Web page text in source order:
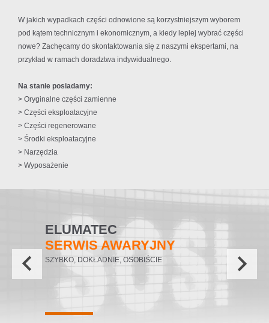
W jakich wypadkach części odnowione są korzystniejszym wyborem
pod kątem technicznym i ekonomicznym, a kiedy lepiej wybrać części
nowe? Zachęcamy do skontaktowania się z naszymi ekspertami, na
przykład w ramach doradztwa indywidualnego.
Na stanie posiadamy:
> Oryginalne części zamienne
> Części eksploatacyjne
> Części regenerowane
> Środki eksploatacyjne
> Narzędzia
> Wyposażenie
ELUMATEC
SERWIS AWARYJNY
SZYBKO, DOKŁADNIE, OSOBIŚCIE
keyboard_arrow_left keyboard_arrow_right